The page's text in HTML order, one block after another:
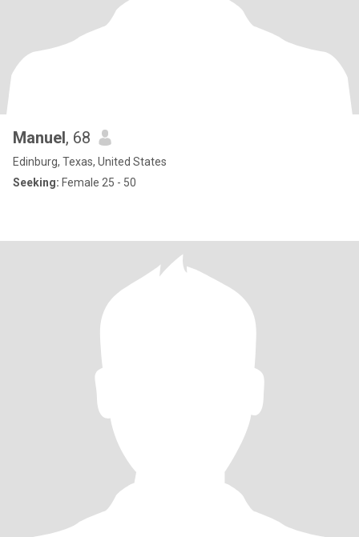
Manuel, 68
Edinburg, Texas, United States
Seeking: Female 25 - 50